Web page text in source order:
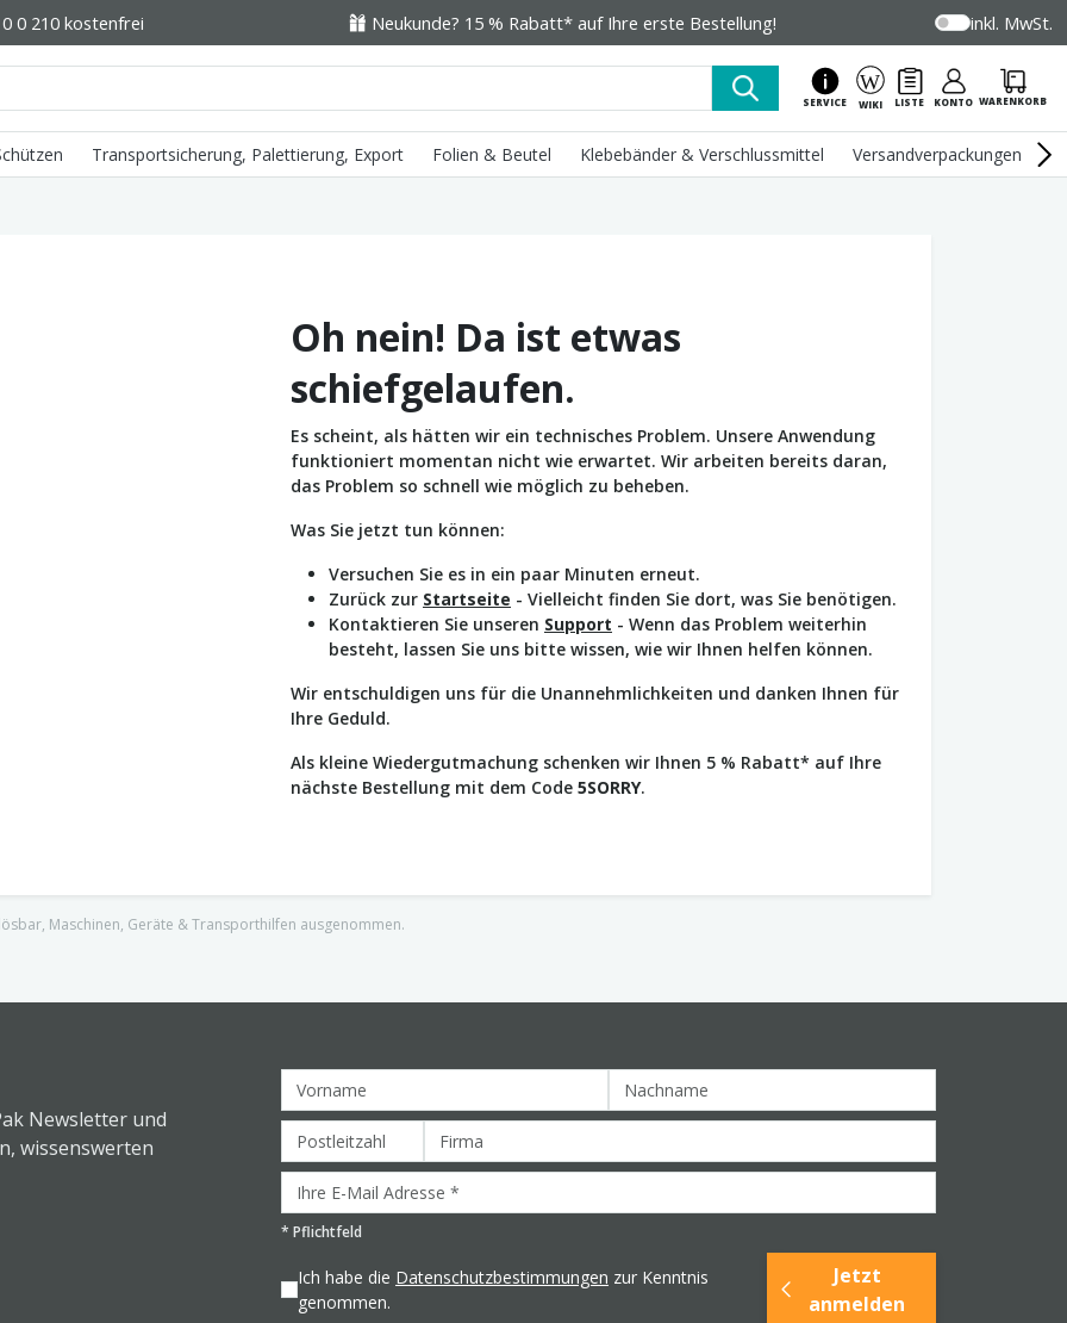
0 210 kostenfrei Neukunde? 15 % Rabatt* auf Ihre erste Bestellung! inkl. MwSt.
SERVICE WIKI LISTE KONTO WARENKORB
Transportsicherung, Palettierung, Export Folien & Beutel Klebebänder & Verschlussmittel Versandverpackungen
Oh nein! Da ist etwas
schiefgelaufen.
Es scheint, als hätten wir ein technisches Problem. Unsere Anwendung
funktioniert momentan nicht wie erwartet. Wir arbeiten bereits daran,
das Problem so schnell wie möglich zu beheben.
Was Sie jetzt tun können:
Versuchen Sie es in ein paar Minuten erneut.
Zurück zur Startseite - Vielleicht finden Sie dort, was Sie benötigen.
Kontaktieren Sie unseren Support - Wenn das Problem weiterhin
besteht, lassen Sie uns bitte wissen, wie wir Ihnen helfen können.
Wir entschuldigen uns für die Unannehmlichkeiten und danken Ihnen für
Ihre Geduld.
Als kleine Wiedergutmachung schenken wir Ihnen 5 % Rabatt* auf Ihre
nächste Bestellung mit dem Code 5SORRY.
Maschinen, Geräte & Transporthilfen ausgenommen.
Newsletter und
wissenswerten
* Pflichtfeld
Ich habe die Datenschutzbestimmungen zur Kenntnis
genommen.
Jetzt
anmelden